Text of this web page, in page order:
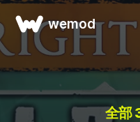
wemod
全部